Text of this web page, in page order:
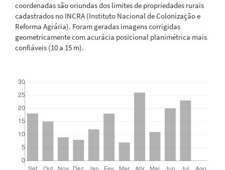
coordenadas são oriundas dos limites de propriedades rurais
cadastrados no INCRA (Instituto Nacional de Colonização e
Reforma Agrária). Foram geradas imagens corrigidas
geometricamente com acurácia posicional planimétrica mais
confiáveis (10 a 15 m).